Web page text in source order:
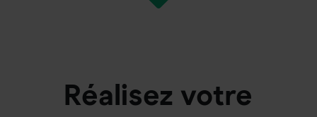
Réalisez votre